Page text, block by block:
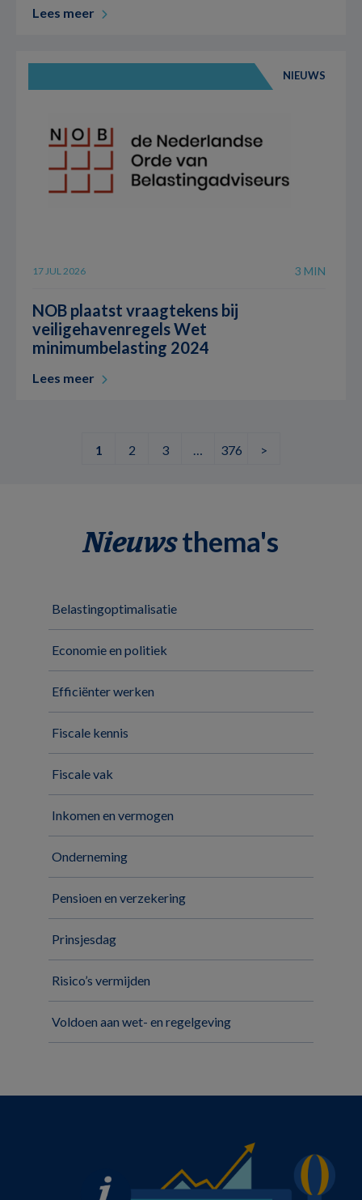
Lees meer
NIEUWS
17 JUL 2026 3 MIN
NOB plaatst vraagtekens bij
veiligehavenregels Wet
minimumbelasting 2024
Lees meer
1 2 3 … 376 >
Nieuwsthema's
Belastingoptimalisatie
Economie en politiek
Efficiënter werken
Fiscale kennis
Fiscale vak
Inkomen en vermogen
Onderneming
Pensioen en verzekering
Prinsjesdag
Risico’s vermijden
Voldoen aan wet- en regelgeving